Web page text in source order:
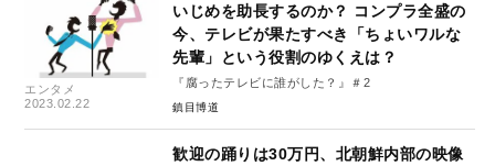
エンタメ
2023.02.22
いじめを助長するのか？ コンプラ全盛の
今、テレビが果たすべき「ちょいワルな
先輩」という役割のゆくえは？
『腐ったテレビに誰がした？』＃2
鎮目博道
歓迎の踊りは30万円、北朝鮮内部の映像